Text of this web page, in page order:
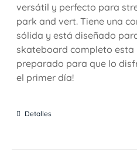
versátil y perfecto para
park and vert. Tiene una
sólida y está diseñado
skateboard completo esta
preparado para que lo
el primer día!
Detalles